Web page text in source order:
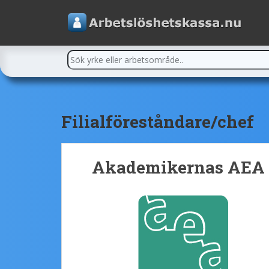
Filialföreståndare/chef
Akademikernas AEA